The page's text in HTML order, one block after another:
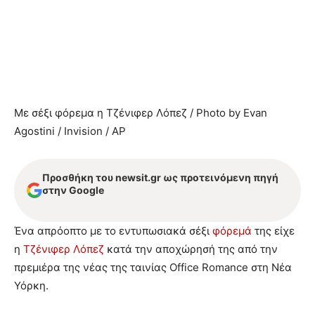
Με σέξι φόρεμα η Τζένιφερ Λόπεζ / Photo by Evan
Agostini / Invision / AP
Προσθήκη του newsit.gr ως προτεινόμενη πηγή
στην Google
Ένα απρόοπτο με το εντυπωσιακά σέξι φόρεμά της είχε
η Τζένιφερ Λόπεζ κατά την αποχώρησή της από την
πρεμιέρα της νέας της ταινίας Office Romance στη Νέα
Υόρκη.